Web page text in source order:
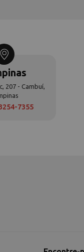
207 - Cambuí,
7355